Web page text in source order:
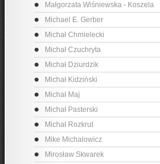
Małgorzata Wiśniewska - Koszela
Michael E. Gerber
Michał Chmielecki
Michał Czuchryta
Michał Dziurdzik
Michał Kidziński
Michał Maj
Michał Pasterski
Michał Rozkrut
Mike Michalowicz
Mirosław Skwarek